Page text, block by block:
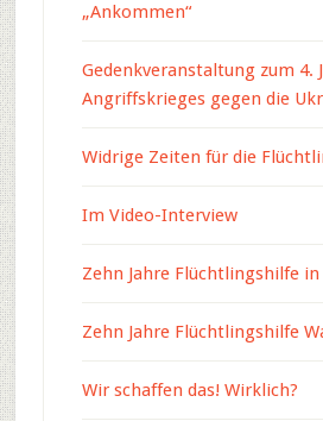
„Ankommen“
Gedenkveranstaltung zum 4.
Angriffskrieges gegen die
Widrige Zeiten für die
Im Video-Interview
Zehn Jahre Flüchtlingshilfe
Zehn Jahre Flüchtlingshilfe
Wir schaffen das! Wirklich?